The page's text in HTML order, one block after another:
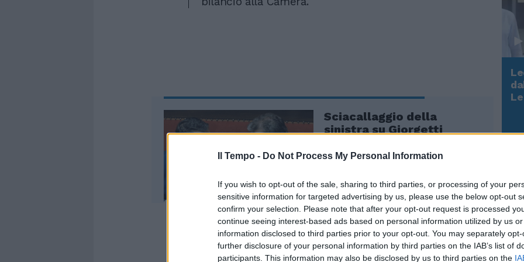
Il Tempo - Do Not Process My Personal Information
If you wish to opt-out of the sale, sharing to third parties, or processing of your
sensitive information for targeted advertising by us, please use the below opt-out
confirm your selection. Please note that after your opt-out request is processed
continue seeing interest-based ads based on personal information utilized by us
information disclosed to third parties prior to your opt-out. You may separately
further disclosure of your personal information by third parties on the IAB’s list of
participants. This information may also be disclosed by us to third parties on the
Sciacallaggio della
sinistra su Giorgetti
Rudy Giuliani a Come States?
americana